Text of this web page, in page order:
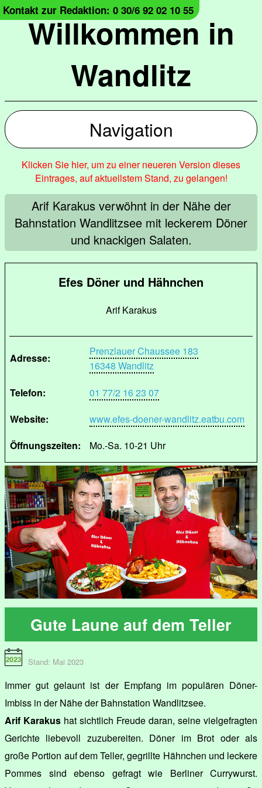
Willkommen in
Wandlitz
Kontakt zur Redaktion: 0 30/6 92 02 10 55
Navigation
Klicken Sie hier, um zu einer neueren Version dieses
Eintrages, auf aktuellstem Stand, zu gelangen!
Arif Karakus verwöhnt in der Nähe der
Bahnstation Wandlitzsee mit leckerem Döner
und knackigen Salaten.
Efes Döner und Hähnchen
Arif Karakus
Adresse:
Prenzlauer Chaussee 183
16348 Wandlitz
Telefon:
01 77/2 16 23 07
Website:
www.efes-doener-wandlitz.eatbu.com
Öffnungszeiten:
Mo.-Sa. 10-21 Uhr
Gute Laune auf dem Teller
Stand: Mai 2023
Immer gut gelaunt ist der Empfang im populären Döner-
Imbiss in der Nähe der Bahnstation Wandlitzsee.
Arif Karakus hat sichtlich Freude daran, seine vielgefragten
Gerichte liebevoll zuzubereiten. Döner im Brot oder als
große Portion auf dem Teller, gegrillte Hähnchen und leckere
Pommes sind ebenso gefragt wie Berliner Currywurst.